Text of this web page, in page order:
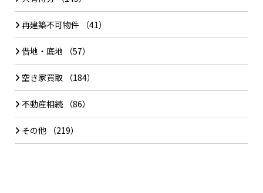
再建築不可物件 （41）
借地・底地 （57）
空き家買取 （184）
不動産相続（86）
その他 （219）